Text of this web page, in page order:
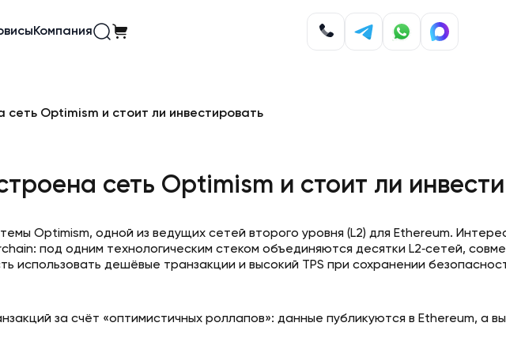
Компания
сеть Optimism и стоит ли инвестировать
сеть Optimism и стоит ли
Optimism, одной из ведущих сетей второго уровня (L2) для Ethereum.
под одним технологическим стеком объединяются десятки L2‑сетей,
использовать дешёвые транзакции и высокий TPS при сохранении
за счёт «оптимистичных роллапов»: данные публикуются в Ethereum, а